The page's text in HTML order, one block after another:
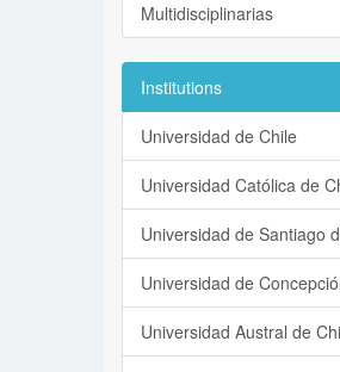
Multidisciplinarias
Institutions
Universidad de Chile
Universidad Católica de
Universidad de Santiago
Universidad de
Universidad Austral de